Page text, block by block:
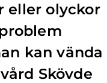
eller olyckor
kan vända
Skövde